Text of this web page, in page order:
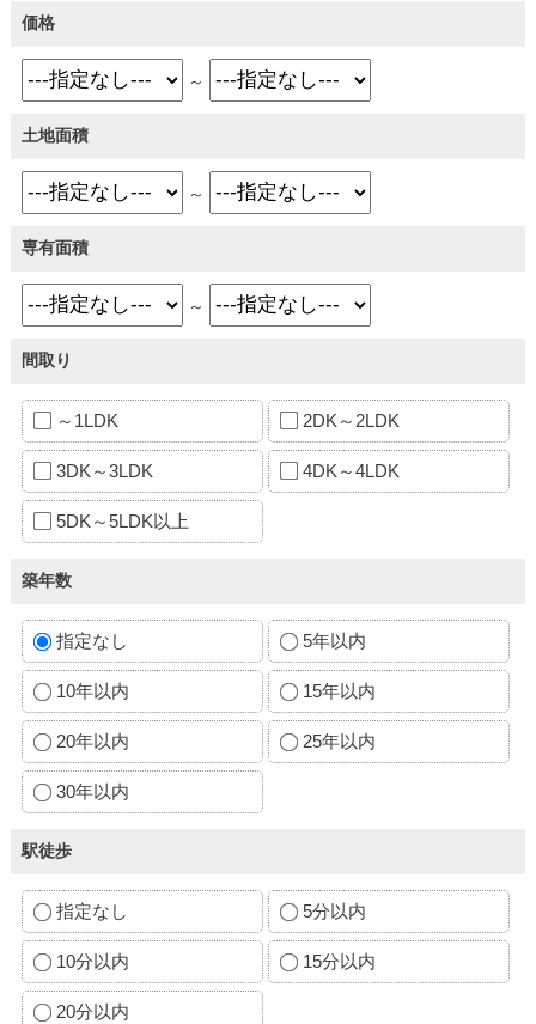
価格
～
土地面積
～
専有面積
～
間取り
～1LDK 2DK～2LDK
3DK～3LDK 4DK～4LDK
5DK～5LDK以上
築年数
指定なし 5年以内
10年以内 15年以内
20年以内 25年以内
30年以内
駅徒歩
指定なし 5分以内
10分以内 15分以内
20分以内